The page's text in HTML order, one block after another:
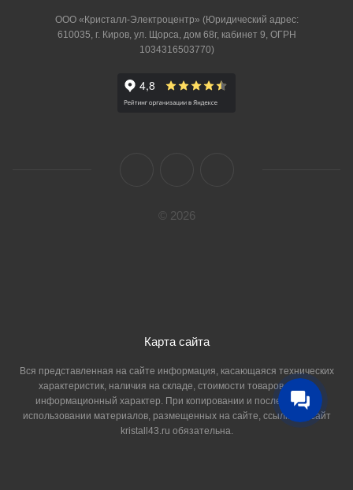
ООО «Кристалл-Электроцентр» (Юридический адрес:
610035, г. Киров, ул. Щорса, дом 68г, кабинет 9, ОГРН
1034316503770)
© 2026
Карта сайта
Вся представленная на сайте информация, касающаяся технических
характеристик, наличия на складе, стоимости товаров, носит
информационный характер. При копировании и последующем
использовании материалов, размещенных на сайте, ссылка на сайт
kristall43.ru обязательна.